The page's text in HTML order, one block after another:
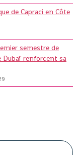
de Capraci en Côte
semestre de
Dubaï renforcent sa